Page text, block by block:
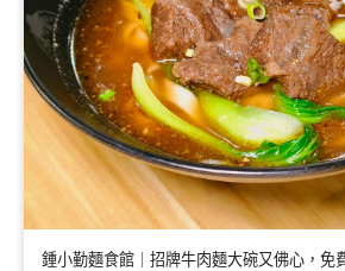
鍾小勤麵食館｜招牌牛肉麵大碗又佛心，免